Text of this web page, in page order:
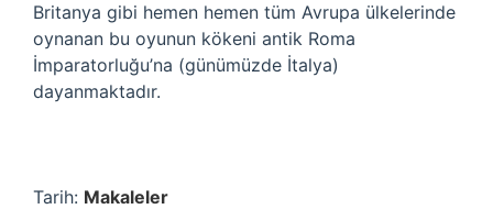
Britanya gibi hemen hemen tüm Avrupa ülkelerinde
oynanan bu oyunun kökeni antik Roma
İmparatorluğu’na (günümüzde İtalya)
dayanmaktadır.
Tarih: Makaleler